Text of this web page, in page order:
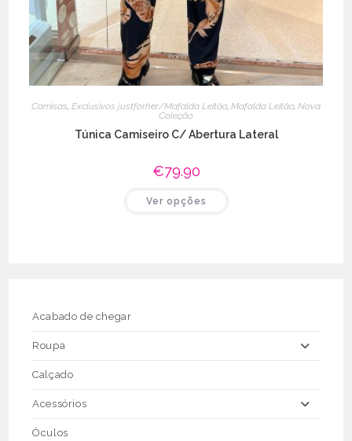
Camisas Exclusivos justforher/Mafalda Leitão, Mafalda Leitão, Nova
Coleção
Túnica Camiseiro C/ Abertura Lateral
€79.90
Ver opções
product
Acabado de chegar
Roupa
Calçado
Acessórios
Óculos